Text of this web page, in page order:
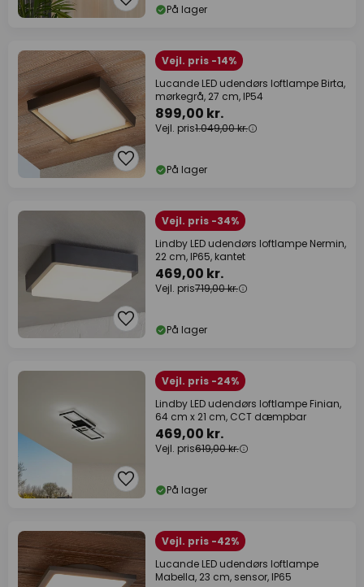
På lager
Vejl. pris -14%
Lucande LED udendørs loftlampe Birta,
mørkegrå, 27 cm, IP54
899,00 kr.
Vejl. pris1.049,00 kr.
På lager
Vejl. pris -34%
Lindby LED udendørs loftlampe Nermin,
22 cm, IP65, kantet
469,00 kr.
Vejl. pris719,00 kr.
På lager
Vejl. pris -24%
Lindby LED udendørs loftlampe Finian,
64 cm x 21 cm, CCT dæmpbar
469,00 kr.
Vejl. pris619,00 kr.
På lager
Vejl. pris -42%
Lucande LED udendørs loftlampe
Mabella, 23 cm, sensor, IP65